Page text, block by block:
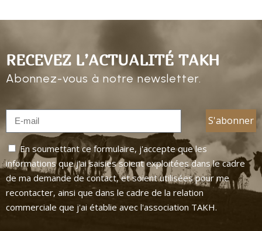
RECEVEZ L’ACTUALITÉ TAKH
Abonnez-vous à notre newsletter.
En soumettant ce formulaire, j'accepte que les
informations que j'ai saisies soient exploitées dans le cadre
de ma demande de contact, et soient utilisées pour me
recontacter, ainsi que dans le cadre de la relation
commerciale que j'ai établie avec l'association TAKH.